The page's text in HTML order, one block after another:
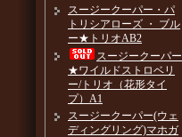
スージークーパー・パ
トリシアローズ ・ ブル
ー★トリオAB2
スージークーパー
★ワイルドストロベリ
ー/トリオ（花形タイ
プ）A1
スージークーパー(ウェ
ディングリング)マホガ